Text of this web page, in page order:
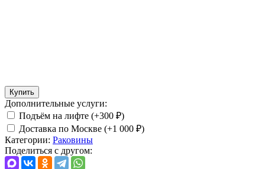
Купить
Дополнительные услуги:
Подъём на лифте (+300 ₽)
Доставка по Москве (+1 000 ₽)
Категории: Раковины
Поделиться с другом: